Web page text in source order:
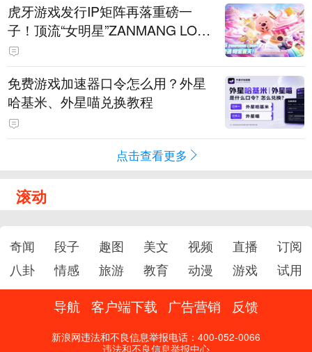
虎牙游戏发行IP矩阵再落重磅一
子！顶流“女明星”ZANMANG LOO
PY 正版3D消除手游《消消奇遇》
惊喜曝光
免费游戏加速器口令怎么用？外星
哈基米、外星喵兑换教程
点击查看更多
滚动
奇闻 段子 趣图 美文 视频 直播
订阅
八卦
情感 旅游 教育 动漫 游戏 试用
导航 客户端下载 广告营销 反馈
新浪网违法和不良信息举报电话：400-052-0066
违法和不良信息举报中心